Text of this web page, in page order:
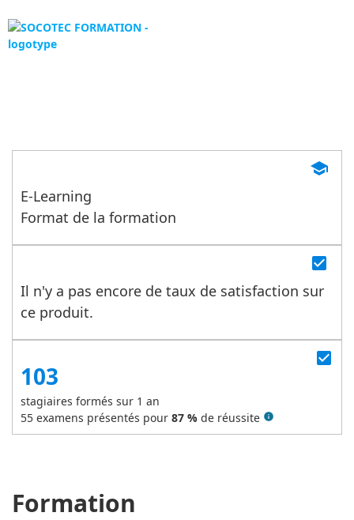
E-Learning
Format de la formation
school
Il n'y a pas encore de taux de satisfaction sur
ce produit.
check_box
check_box
103
stagiaires formés sur 1 an
55 examens présentés pour 87 % de réussite info
Formation